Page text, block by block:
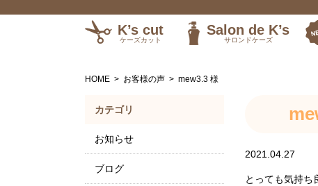
K’s cut
ケーズカット
Salon de K’s
サロンドケーズ
HOME お客様の声 mew3.3 様
2021.04.27
とっても気持ち
カテゴリ
お知らせ
ブログ